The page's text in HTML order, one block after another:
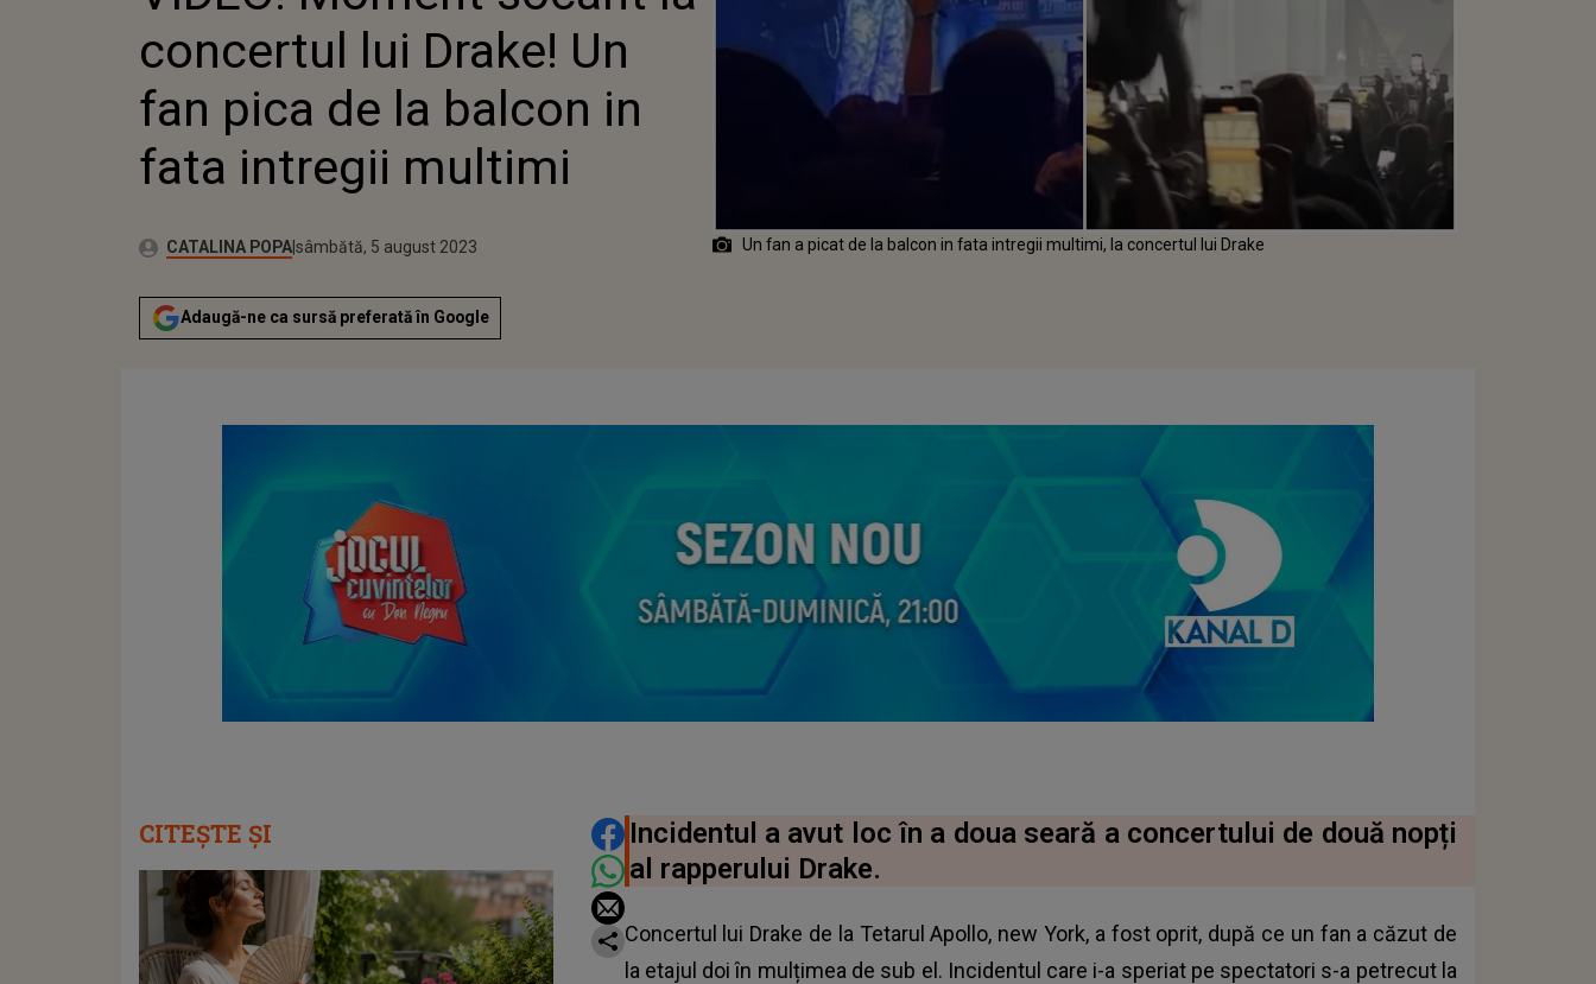
MULTIMI
concertul lui Drake! Un
fan pica de la balcon in
fata intregii multimi
Autor:CATALINA POPAPublicat:
miercuri, 25 ianuarie 2023
Actualizat:
sâmbătă, 5 august 2023
Adaugă-ne ca sursă preferată în Google
Un fan a picat de la balcon in fata intregii multimi, la concertul lui Drake
DISTRIBUIE ARTICOLUL
Incidentul a avut loc în a doua seară a concertului de două nopți
al rapperului Drake.
Concertul lui Drake de la Tetarul Apollo, new York, a fost oprit, după ce un fan a căzut de
la etajul doi în mulțimea de sub el. Incidentul care i-a speriat pe spectatori s-a petrecut la
CITEȘTE ȘI